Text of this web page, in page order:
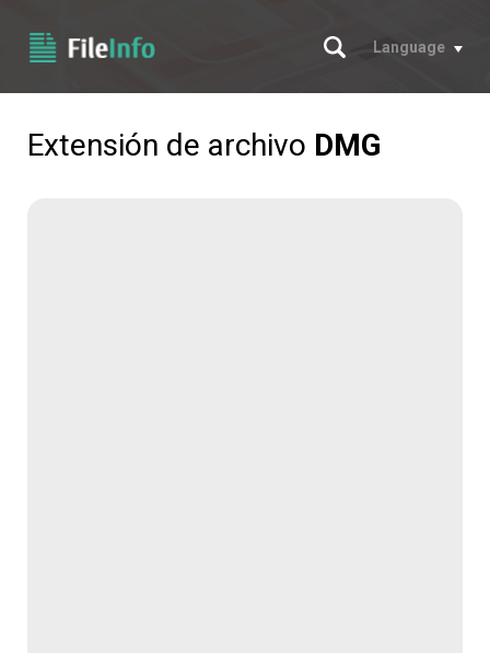
Buscar
Language
Extensión de archivo DMG